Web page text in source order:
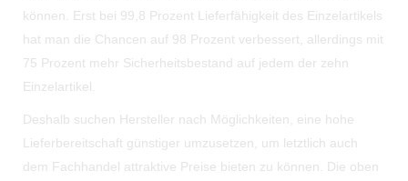
können. Erst bei 99,8 Prozent Lieferfähigkeit des Einzelartikels
hat man die Chancen auf 98 Prozent verbessert, allerdings mit
75 Prozent mehr Sicherheitsbestand auf jedem der zehn
Einzelartikel.
Deshalb suchen Hersteller nach Möglichkeiten, eine hohe
Lieferbereitschaft günstiger umzusetzen, um letztlich auch
dem Fachhandel attraktive Preise bieten zu können. Die oben